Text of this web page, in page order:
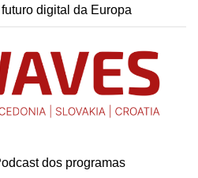
digital da Europa
dos programas